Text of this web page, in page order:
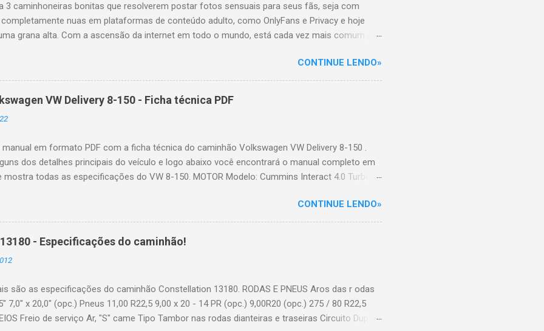
3 caminhoneiras bonitas que resolverem postar fotos sensuais para seus fãs, seja com
nuas em plataformas de conteúdo adulto, como OnlyFans e Privacy e hoje
grana alta. Com a ascensão da internet em todo o mundo, está cada vez mais comum que
todos os perrengues e alegrias. É o caso também dos motoristas de caminhões, onde
diariamente fotos e vídeos das viagens feitas, dos carregamentos de cargas, dos
enfrentados nas estradas que precisam ser resolvidos e muito mais. Com isso, muitas belas
acabaram ganhando grande notoriedade na internet, gerando muitos seguidores no
TikTok e Facebook. Dessa forma, é normal que essas pessoas se interessem pela
em um conteúdo ma...
CONTINUE LENDO»
VW Delivery 8-150 - Ficha técnica PDF
em formato PDF com a ficha técnica do caminhão Volkswagen VW Delivery 8-150 .
dos detalhes principais do veículo e logo abaixo você encontrará o manual completo em
mostra todas as especificações do VW 8-150. MOTOR Modelo: Cummins Interact 4.0 Turbo e
@ 2.500 Torque líq. máx. - kgfm (Nm) @ rpm (*): 56 (550) @ 1.400 - 1.700 Sistema de injeção:
TRANSMISSÃO Caixa de mudanças: ZF 5S 420 Acionamento: Alavanca no assoalho Nº de
5 à frente (sincronizadas), 1 à ré SUSPENSÃO TRASEIRA Tipo: Eixo rígido motriz Molas
Semielípticas de ação progressiva Molas auxiliares Parabólicas Amortecedores Hidráulicos
de dupla ação Barra estabilizadora Standard FREIOS Freio de serviço Ar, "S" came Tipo:
CONTINUE LENDO»
- Especificações do caminhão!
são as especificações do caminhão Constellation 13180. RODAS E PNEUS Aros das r odas
7,0" x 20,0" (opc.) Pneus 11,00 R22,5 9,00 x 20 - 14 PR (opc.) 9,00R20 (opc.) 275 / 80 R22,5
Freio de serviço Ar, "S" came Tipo Tambor nas rodas dianteiras e traseiras Circuito Duplo,